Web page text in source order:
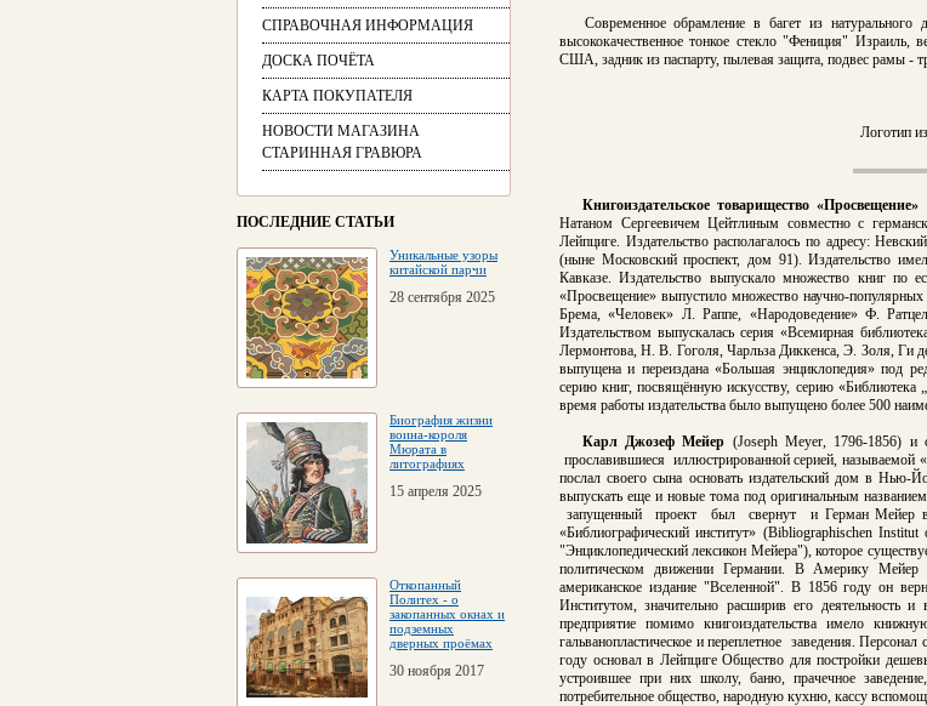
СПРАВОЧНАЯ ИНФОРМАЦИЯ
ДОСКА ПОЧЁТА
КАРТА ПОКУПАТЕЛЯ
НОВОСТИ МАГАЗИНА
СТАРИННАЯ ГРАВЮРА
ПОСЛЕДНИЕ СТАТЬИ
Уникальные узоры
китайской парчи
28 сентября 2025
Биография жизни
воина-короля
Мюрата в
литографиях
15 апреля 2025
Откопанный
Политех - о
закопанных окнах и
подземных
дверных проёмах
30 ноября 2017
Современное обрамление в багет из натурального
высококачественное тонкое стекло "Фениция" Израиль,
США, задник из паспарту, пылевая защита, подвес рамы -
Логотип
Книгоиздательское товарищество «Просвещение»
Натаном Сергеевичем Цейтлиным совместно с
Лейпциге. Издательство располагалось по адресу:
(ныне Московский проспект, дом 91). Издательство
Кавказе. Издательство выпускало множество книг по
«Просвещение» выпустило множество научно-
Брема, «Человек» Л. Раппе, «Народоведение» Ф.
Издательством выпускалась серия «Всемирная
Лермонтова, Н. В. Гоголя, Чарльза Диккенса, Э. Золя, Ги
выпущена и переиздана «Большая энциклопедия» под
серию книг, посвящённую искусству, серию
время работы издательства было выпущено более 500
Карл Джозеф Мейер (Joseph Meyer, 1796-1856)
прославившиеся иллюстрированной серией,
послал своего сына основать издательский дом в Нью-
выпускать еще и новые тома под оригинальным
запущенный проект был свернут и Герман Мейер
«Библиографический институт» (Bibliographischen
"Энциклопедический лексикон Мейера"), которое
политическом движении Германии. В Америку Мейер
американское издание "Вселенной". В 1856 году он
Институтом, значительно расширив его
предприятие помимо книгоиздательства имело
гальванопластическое и переплетное заведения.
году основал в Лейпциге Общество для постройки
устроившее при них школу, баню, прачечное
потребительное общество, народную кухню, кассу